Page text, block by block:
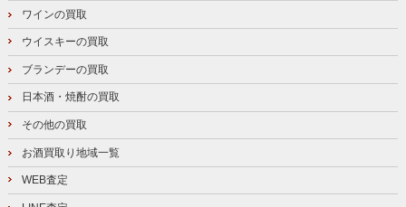
ワインの買取
ウイスキーの買取
ブランデーの買取
日本酒・焼酎の買取
その他の買取
お酒買取り地域一覧
WEB査定